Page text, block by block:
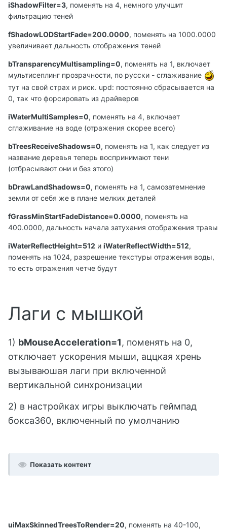
iShadowFilter=3, поменять на 4, немного улучшит
фильтрацию теней
fShadowLODStartFade=200.0000, поменять на 1000.0000
увеличивает дальность отображения теней
bTransparencyMultisampling=0, поменять на 1, включает
мультисеплинг прозрачности, по русски - сглаживание
тут на свой страх и риск. upd: постоянно сбрасывается на
0, так что форсировать из драйверов
iWaterMultiSamples=0, поменять на 4, включает
сглаживание на воде (отражения скорее всего)
bTreesReceiveShadows=0, поменять на 1, как следует из
название деревья теперь воспринимают тени
(отбрасывают они и без этого)
bDrawLandShadows=0, поменять на 1, самозатемнение
земли от себя же в плане мелких деталей
fGrassMinStartFadeDistance=0.0000, поменять на
400.0000, дальность начала затухания отображения травы
iWaterReflectHeight=512 и iWaterReflectWidth=512,
поменять на 1024, разрешение текстуры отражения воды,
то есть отражения четче будут
Лаги с мышкой
1) bMouseAcceleration=1, поменять на 0,
отключает ускорения мыши, аццкая хрень
вызываюшая лаги при включенной
вертикальной синхронизации
2) в настройках игры выключать геймпад
бокса360, включенный по умолчанию
Показать контент
uiMaxSkinnedTreesToRender=20, поменять на 40-100,